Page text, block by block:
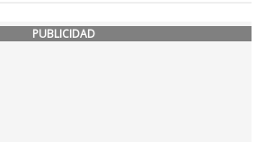
PUBLICIDAD